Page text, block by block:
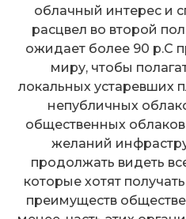
облачный интерес и
расцвел во второй
ожидает более 90 р.C
миру, чтобы
локальных устаревших
непубличных
общественных
желаний
продолжать видеть
которые хотят
преимуществ